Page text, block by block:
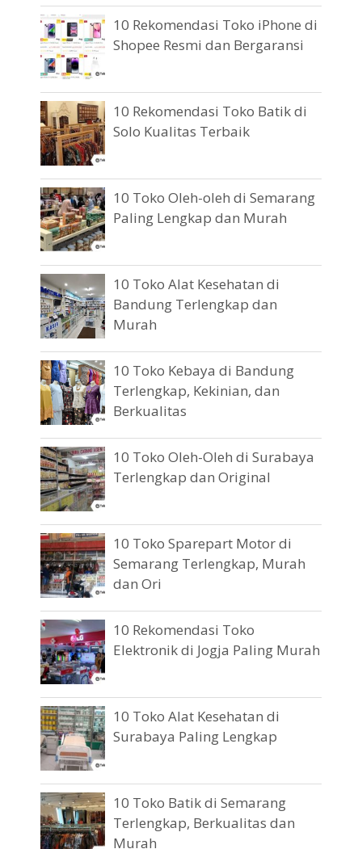
10 Rekomendasi Toko iPhone di
Shopee Resmi dan Bergaransi
10 Rekomendasi Toko Batik di
Solo Kualitas Terbaik
10 Toko Oleh-oleh di Semarang
Paling Lengkap dan Murah
10 Toko Alat Kesehatan di
Bandung Terlengkap dan
Murah
10 Toko Kebaya di Bandung
Terlengkap, Kekinian, dan
Berkualitas
10 Toko Oleh-Oleh di Surabaya
Terlengkap dan Original
10 Toko Sparepart Motor di
Semarang Terlengkap, Murah
dan Ori
10 Rekomendasi Toko
Elektronik di Jogja Paling Murah
10 Toko Alat Kesehatan di
Surabaya Paling Lengkap
10 Toko Batik di Semarang
Terlengkap, Berkualitas dan
Murah